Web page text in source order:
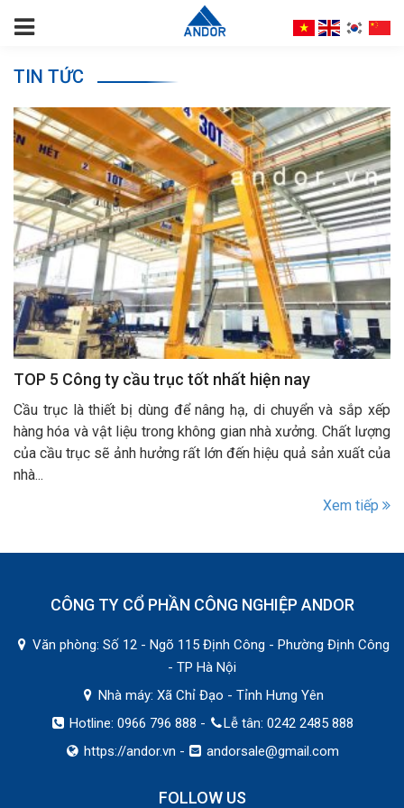
TIN TỨC
TOP 5 Công ty cầu trục tốt nhất hiện nay
Cầu trục là thiết bị dùng để nâng hạ, di chuyển và sắp xếp
hàng hóa và vật liệu trong không gian nhà xưởng. Chất lượng
của cầu trục sẽ ảnh hưởng rất lớn đến hiệu quả sản xuất của
nhà...
Xem tiếp
CÔNG TY CỔ PHẦN CÔNG NGHIỆP ANDOR
Văn phòng: Số 12 - Ngõ 115 Định Công - Phường Định Công
- TP Hà Nội
Nhà máy: Xã Chỉ Đạo - Tỉnh Hưng Yên
Hotline: 0966 796 888 -
Lễ tân: 0242 2485 888
https://andor.vn - andorsale@gmail.com
FOLLOW US